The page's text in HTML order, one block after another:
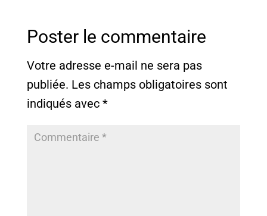
Poster le commentaire
Votre adresse e-mail ne sera pas
publiée. Les champs obligatoires sont
indiqués avec *